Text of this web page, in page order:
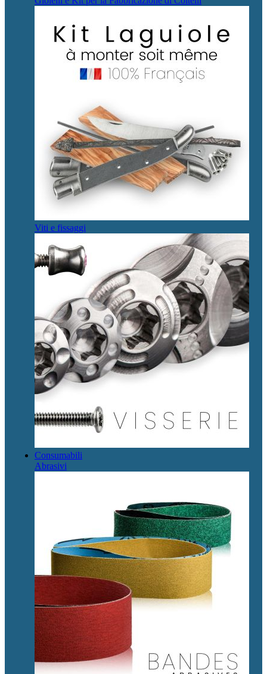
Viti e fissaggi
Consumabili
Abrasivi